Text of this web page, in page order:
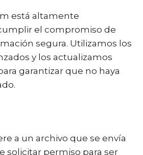
está altamente
el compromiso de
segura. Utilizamos los
y los actualizamos
garantizar que no haya
a un archivo que se envía
solicitar permiso para ser